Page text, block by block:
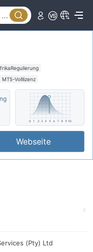
MT5-Volllizenz
Webseite
(Pty) Ltd